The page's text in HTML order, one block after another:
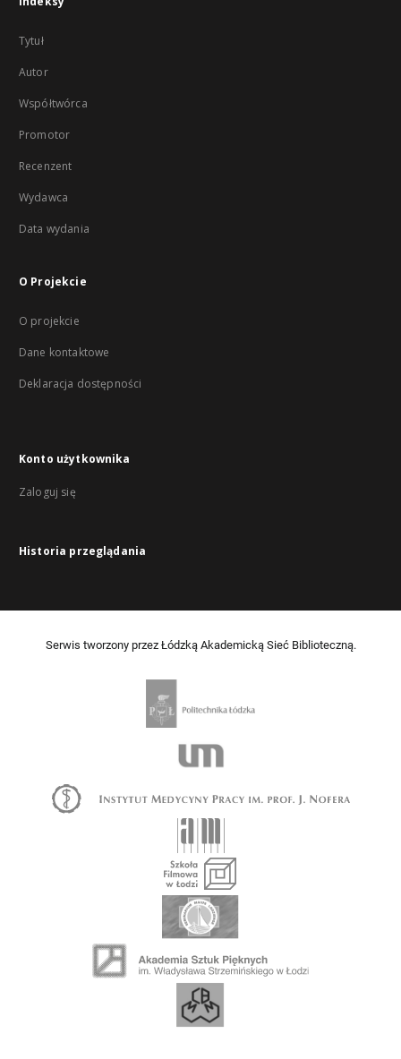
Tytuł
Autor
Współtwórca
Promotor
Recenzent
Wydawca
Data wydania
O Projekcie
O projekcie
Dane kontaktowe
Deklaracja dostępności
Konto użytkownika
Zaloguj się
Historia przeglądania
Serwis tworzony przez Łódzką Akademicką Sieć Biblioteczną.